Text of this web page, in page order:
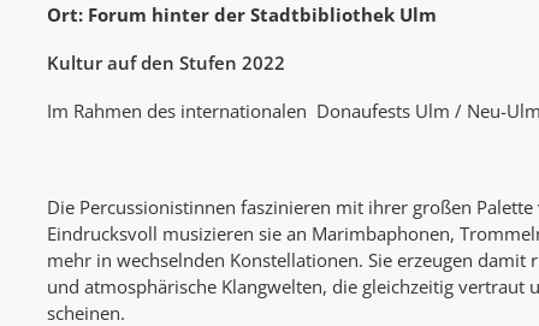
Ort: Forum hinter der Stadtbibliothek Ulm
Kultur auf den Stufen 2022
Im Rahmen des internationalen Donaufests Ulm / Neu-
Die Percussionistinnen faszinieren mit ihrer großen
Eindrucksvoll musizieren sie an Marimbaphonen,
mehr in wechselnden Konstellationen. Sie erzeugen damit
und atmosphärische Klangwelten, die gleichzeitig vertraut
scheinen.